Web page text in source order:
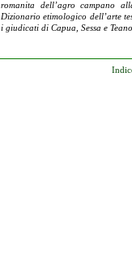
romanita dell’agro campano
Dizionario etimologico dell’arte
i giudicati di Capua, Sessa e